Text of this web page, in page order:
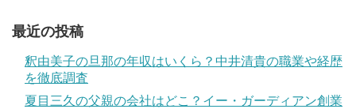
最近の投稿
釈由美子の旦那の年収はいくら？中井清貴の職業や経歴
を徹底調査
夏目三久の父親の会社はどこ？イー・ガーディアン創業